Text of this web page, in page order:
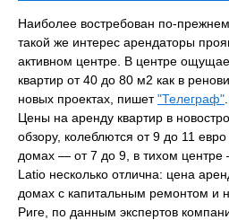
Наиболее востребован по-
такой же интерес арендаторы
активном центре. В центре
квартир от 40 до 80 м2 как в
новых проектах, пишет"Телеграф"
Цены на аренду квартир в
обзору, колеблются от 9 до 11
домах — от 7 до 9, в тихом
Latio несколько отлична: цена
домах с капитальным ремонтом и
Риге, по данным экспертов